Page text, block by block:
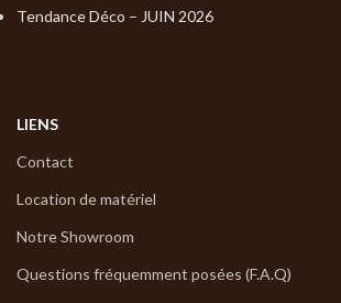
Tendance Déco – JUIN 2026
LIENS
Contact
Location de matériel
Notre Showroom
Questions fréquemment posées (F.A.Q)